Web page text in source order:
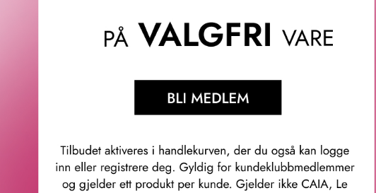
Anette L.
Topp